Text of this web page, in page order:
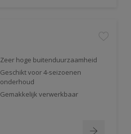
Zeer hoge buitenduurzaamheid
Geschikt voor 4-seizoenen
onderhoud
Gemakkelijk verwerkbaar